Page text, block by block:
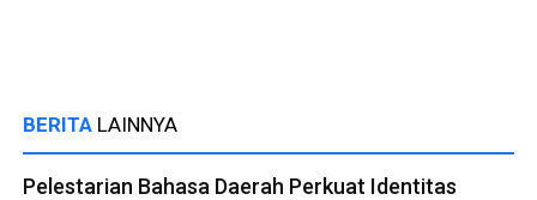
BERITA LAINNYA
Pelestarian Bahasa Daerah Perkuat Identitas